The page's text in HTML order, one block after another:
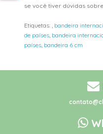
se você tiver dúvidas
Etiquetas:, bandeira
de países, bandeira
países, bandeira 6 cm